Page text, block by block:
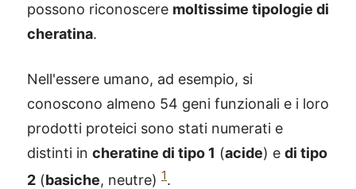
possono riconoscere moltissime tipologie di
cheratina.
Nell'essere umano, ad esempio, si
conoscono almeno 54 geni funzionali e i loro
prodotti proteici sono stati numerati e
distinti in cheratine di tipo 1 (acide) e di tipo
2 (basiche, neutre) 1.